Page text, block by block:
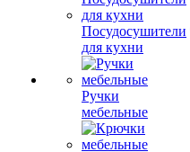
Посудосушители
для кухни
Ручки
мебельные